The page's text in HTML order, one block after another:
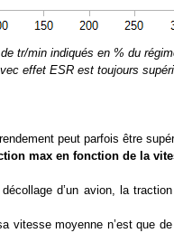
tr/min indiqués en % du
effet ESR est toujours
peut parfois être
max en fonction de la
d’un avion, la
vitesse moyenne n’est que